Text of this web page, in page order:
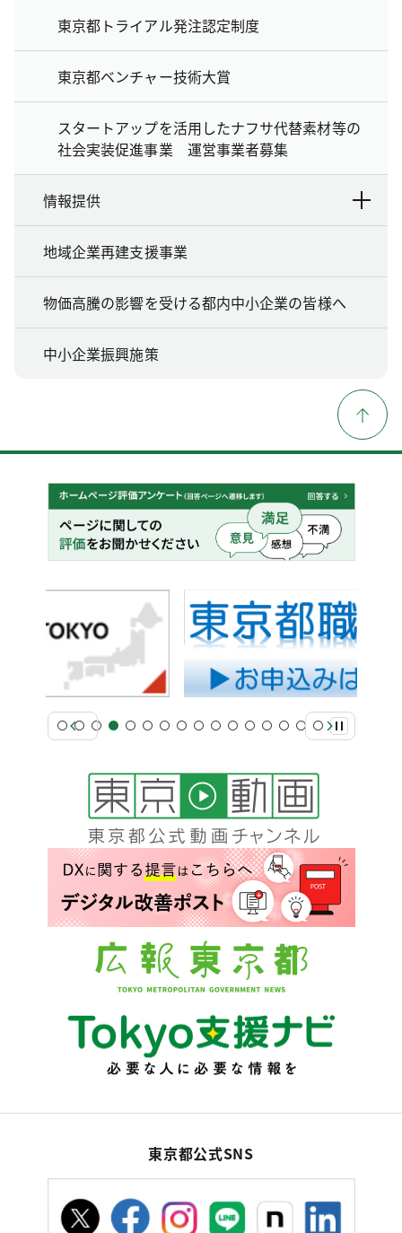
東京都トライアル発注認定制度
東京都ベンチャー技術大賞
スタートアップを活用したナフサ代替素材等の
社会実装促進事業 運営事業者募集
情報提供
地域企業再建支援事業
物価高騰の影響を受ける都内中小企業の皆様へ
中小企業振興施策
東京都公式SNS